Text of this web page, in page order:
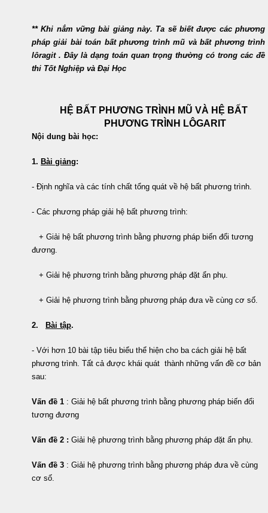
** Khi nắm vững bài giảng này. Ta sẽ biết được các phương
pháp giải bài toán bất phương trình mũ và bất phương trình
lôragit . Đây là dạng toán quan trọng thường có trong các đề
thi Tốt Nghiệp và Đại Học
HỆ BẤT PHƯƠNG TRÌNH MŨ VÀ HỆ BẤT
PHƯƠNG TRÌNH LÔGARIT
Nội dung bài học:
1. Bài giảng:
- Định nghĩa và các tính chất tổng quát về hệ bất phương trình.
- Các phương pháp giải hệ bất phương trình:
+ Giải hệ bất phương trình bằng phương pháp biến đổi tương
đương.
+ Giải hệ phương trình bằng phương pháp đặt ẩn phụ.
+ Giải hệ phương trình bằng phương pháp đưa về cùng cơ số.
2. Bài tập.
- Với hơn 10 bài tập tiêu biểu thể hiện cho ba cách giải hệ bất
phương trình. Tất cả được khái quát thành những vấn đề cơ bản
sau:
Vấn đề 1 : Giải hệ bất phương trình bằng phương pháp biến đổi
tương đương
Vấn đề 2 : Giải hệ phương trình bằng phương pháp đặt ẩn phụ.
Vấn đề 3 : Giải hệ phương trình bằng phương pháp đưa về cùng
cơ số.